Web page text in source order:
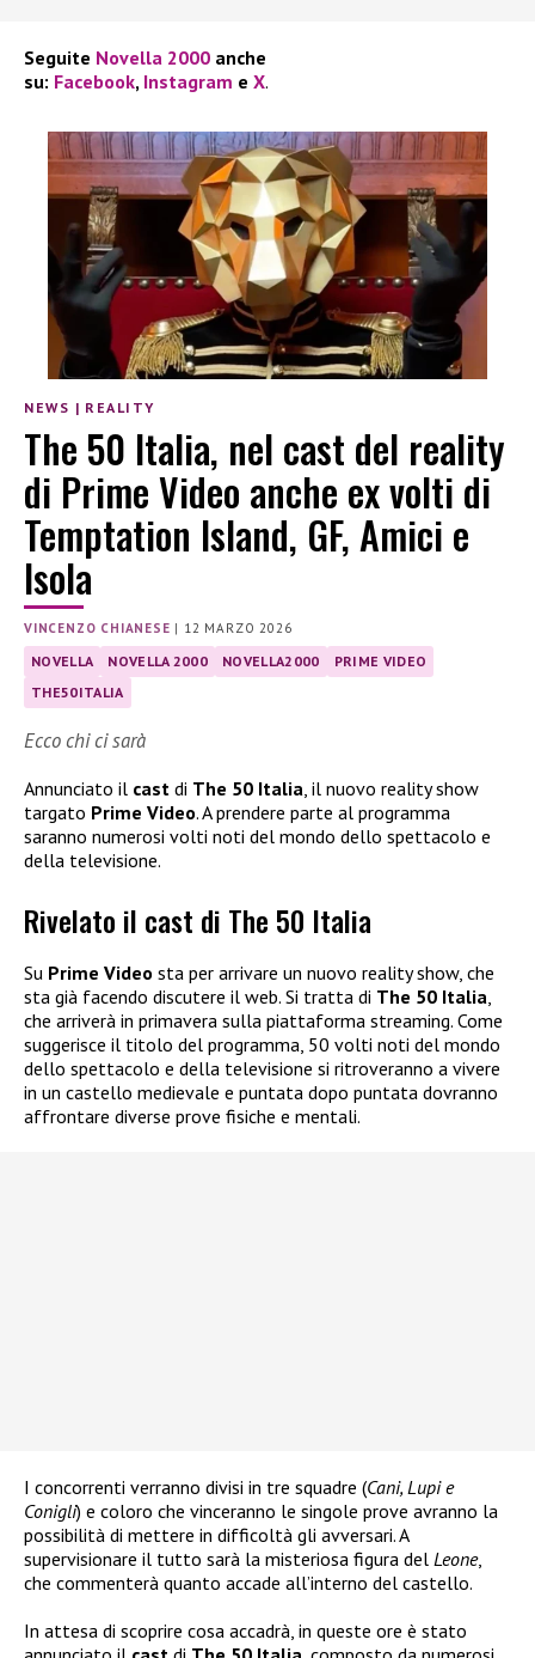
Seguite Novella 2000 anche
su: Facebook, Instagram e X.
NEWS | REALITY
The 50 Italia, nel cast del reality
di Prime Video anche ex volti di
Temptation Island, GF, Amici e
Isola
VINCENZO CHIANESE | 12 MARZO 2026
NOVELLA NOVELLA 2000 NOVELLA2000
PRIME VIDEO
THE50ITALIA
Ecco chi ci sarà
Annunciato il cast di The 50 Italia, il nuovo reality show
targato Prime Video. A prendere parte al programma
saranno numerosi volti noti del mondo dello spettacolo e
della televisione.
Rivelato il cast di The 50 Italia
Su Prime Video sta per arrivare un nuovo reality show, che
sta già facendo discutere il web. Si tratta di The 50 Italia,
che arriverà in primavera sulla piattaforma streaming. Come
suggerisce il titolo del programma, 50 volti noti del mondo
dello spettacolo e della televisione si ritroveranno a vivere
in un castello medievale e puntata dopo puntata dovranno
affrontare diverse prove fisiche e mentali.
I concorrenti verranno divisi in tre squadre (Cani, Lupi e
Conigli) e coloro che vinceranno le singole prove avranno la
possibilità di mettere in difficoltà gli avversari. A
supervisionare il tutto sarà la misteriosa figura del Leone,
che commenterà quanto accade all’interno del castello.
In attesa di scoprire cosa accadrà, in queste ore è stato